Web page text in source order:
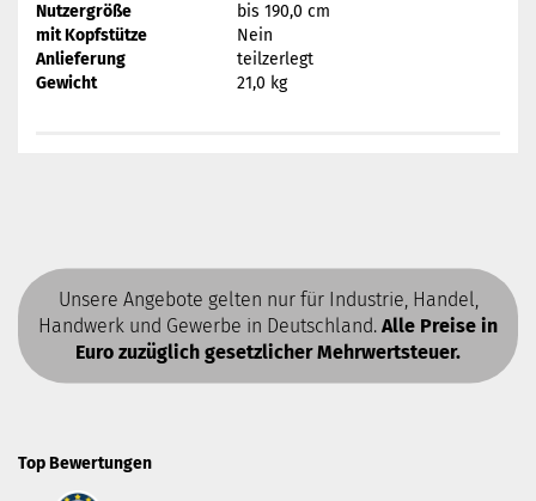
Nutzergröße
bis 190,0 cm
mit Kopfstütze
Nein
Anlieferung
teilzerlegt
Gewicht
21,0 kg
Unsere Angebote gelten nur für Industrie, Handel,
Handwerk und Gewerbe in Deutschland. Alle Preise in
Euro zuzüglich gesetzlicher Mehrwertsteuer.
Top Bewertungen